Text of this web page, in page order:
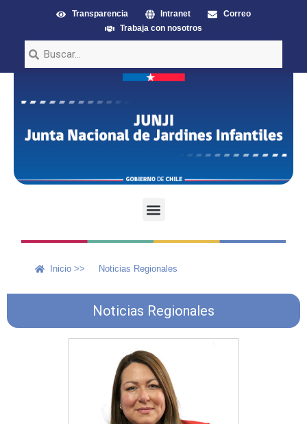
Transparencia Intranet
Correo
Trabaja con nosotros
Inicio >> Noticias Regionales
Noticias Regionales